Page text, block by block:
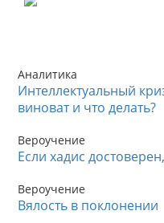
Аналитика
Интеллектуальный
виноват и что делать?
Вероучение
Если хадис
Вероучение
Вялость в поклонении